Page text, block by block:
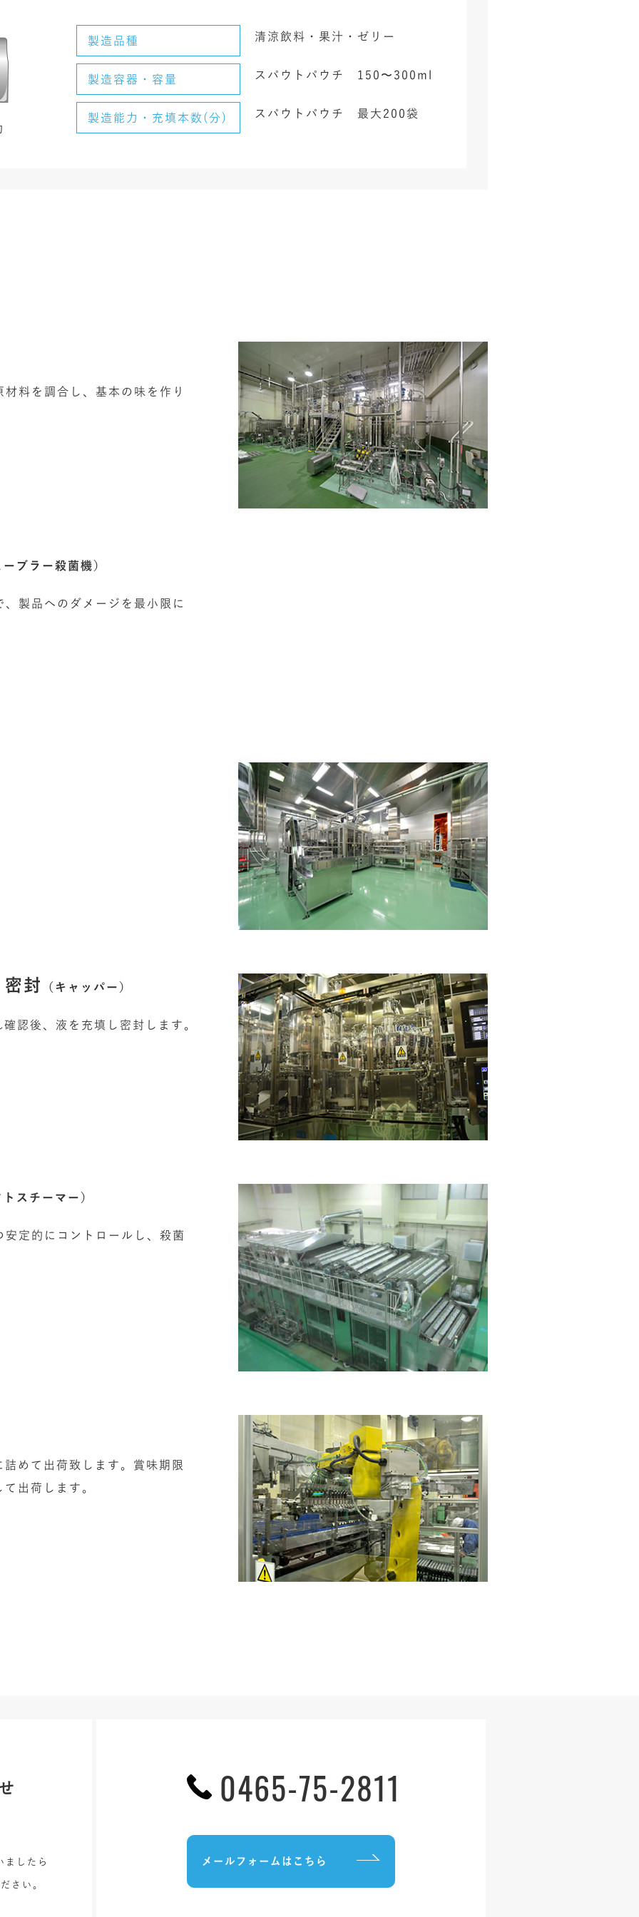
製造品種 清涼飲料・果汁・ゼリー
製造容器・容量 スパウトパウチ 150〜300ml
製造能力・充填本数(分) スパウトパウチ 最大200袋
料を調合し、基本の味を作り
ブラー殺菌機）
、製品へのダメージを最小限に
密封 （キャッパー）
認後、液を充填し密封します。
スチーマー）
安定的にコントロールし、殺菌
めて出荷致します。賞味期限
出荷します。
ましたら
さい。
0465-75-2811
メールフォームはこちら